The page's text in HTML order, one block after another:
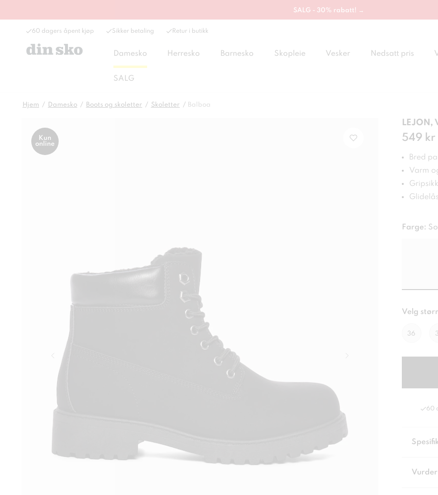
SALG - 30% rabatt! →
60 dagers åpent kjøp Sikker betaling Retur i butikk
Damesko Herresko Barnesko Skopleie Vesker Nedsatt pris
SALG
Hjem Damesko Boots og skoletter Skoletter Balboa
Kun
online
Pris:
549 kr
Bred
Varm
Farge:
Velg
36
60